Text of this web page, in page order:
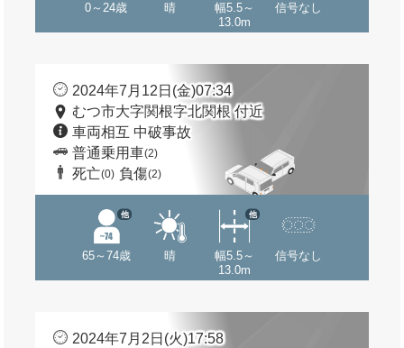
0～24歳 晴
幅5.5～
13.0m
信号なし
2024年7月12日(金)07:34
むつ市大字関根字北関根 付近
車両相互 中破事故
普通乗用車(2)
死亡(0) 負傷(2)
65～74歳
他
晴
幅5.5～
13.0m
他
信号なし
2024年7月2日(火)17:58